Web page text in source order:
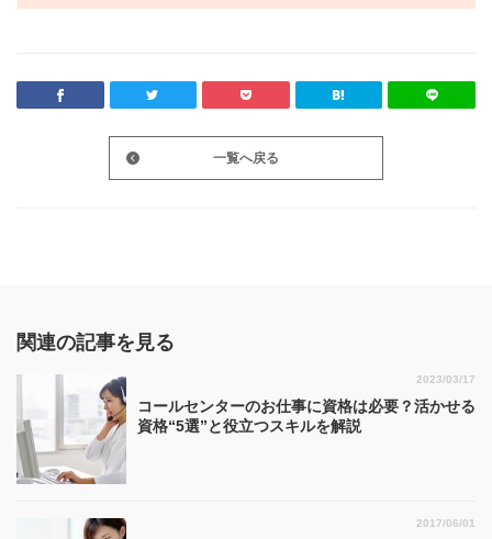
一覧へ戻る
関連の記事を見る
コールセンターのお仕事に資格は必要？活かせる
資格“5選”と役立つスキルを解説
2023/03/17
2017/06/01